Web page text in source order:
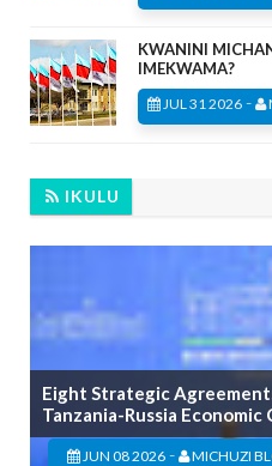
KWANINI
IMEKWAMA?
JUL 31 2026 -
IKULU
Eight Strategic
Tanzania-Russia
JUN 08 2026 - MICHUZI